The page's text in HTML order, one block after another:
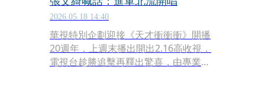
2026.05.18 14:40
華視特別企劃迎接《天才衝衝衝》開播
20週年，上週末播出開出2.16高收視，
電視台趁勝追擊再釋出驚喜，由專業造